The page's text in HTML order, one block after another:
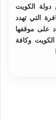
دولة الكويت
التي تهدد
على موقفها
وكافة